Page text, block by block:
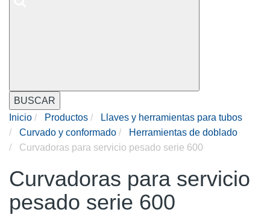
BUSCAR
Inicio
Productos
Llaves y herramientas para tubos
Curvado y conformado
Herramientas de doblado
Curvadoras para servicio pesado serie 600
Curvadoras para servicio
pesado serie 600